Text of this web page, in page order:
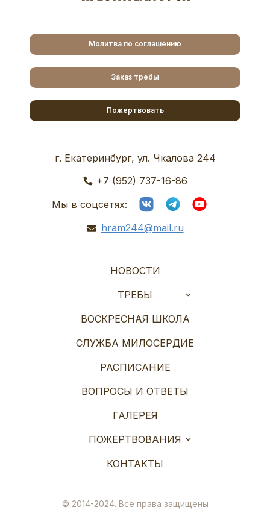
Молитва по соглашению
Заказ требы
Пожертвовать
г. Екатеринбург, ул. Чкалова 244
+7 (952) 737-16-86
Мы в соцсетях:
hram244@mail.ru
НОВОСТИ
ТРЕБЫ
ВОСКРЕСНАЯ ШКОЛА
СЛУЖБА МИЛОСЕРДИЕ
РАСПИСАНИЕ
ВОПРОСЫ И ОТВЕТЫ
ГАЛЕРЕЯ
ПОЖЕРТВОВАНИЯ
КОНТАКТЫ
© 2014-2024. Все права защищены